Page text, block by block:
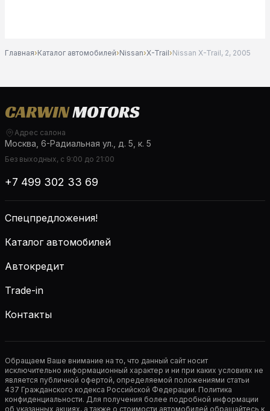
Главная›Каталог автомобилей›Nissan›X-Trail›Nissan X-Trail, 2, 2005
Адрес салона
Москва, 6-Радиальная ул., д. 5, к. 5
Без выходных, с 9:00 до 21:00
+7 499 302 33 69
Спецпредложения!
Каталог автомобилей
Автокредит
Trade-in
Контакты
Обращаем Ваше внимание на то, что данный сайт носит
исключительно информационный характер и ни при каких условиях не
является публичной офертой, определяемой положениями статьи
437 Гражданского кодекса Российской Федерации. Политика
конфиденциальности. Для получения более подробной информации
об указанных акциях, а также о стоимости автомобилей обращайтесь к